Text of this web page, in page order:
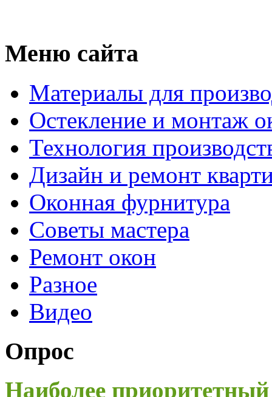
Меню сайта
Материалы для
Остекление и монтаж
Технология
Дизайн и ремонт
Оконная фурнитура
Советы мастера
Ремонт окон
Разное
Видео
Опрос
Наиболее